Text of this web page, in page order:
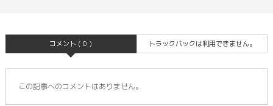
コメント ( 0 ) トラックバックは利用できません。
この記事へのコメントはありません。